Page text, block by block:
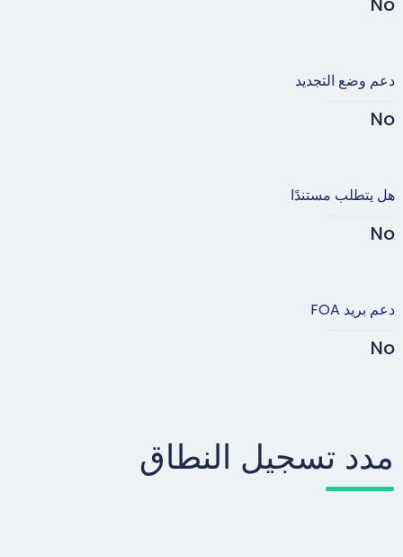
دعم وضع التجديد
No
هل يتطلب مستندًا
No
دعم بريد FOA
No
مدد تسجيل النطاق